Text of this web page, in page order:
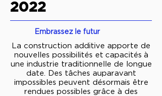
2022
Embrassez le futur
La construction additive apporte de
nouvelles possibilités et capacités à
une industrie traditionnelle de longue
date. Des tâches auparavant
impossibles peuvent désormais être
rendues possibles grâce à des